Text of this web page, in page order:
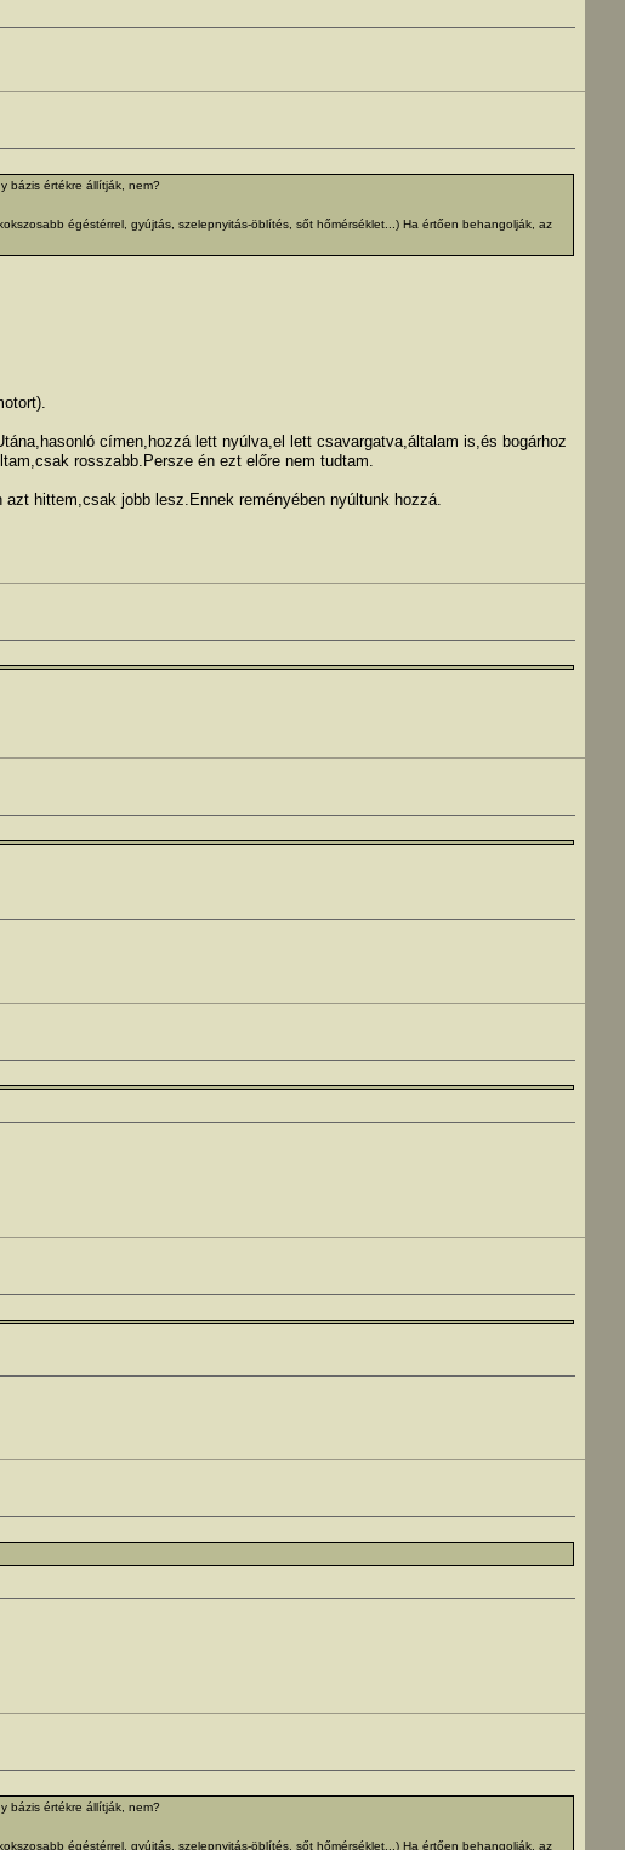
bázis értékre állítják, nem?
égéstérrel, gyújtás, szelepnyitás-öblítés, sőt hőmérséklet...) Ha értően behangolják, az
címen,hozzá lett nyúlva,el lett csavargatva,általam is,és bogárhoz
rosszabb.Persze én ezt előre nem tudtam.
hittem,csak jobb lesz.Ennek reményében nyúltunk hozzá.
bázis értékre állítják, nem?
égéstérrel, gyújtás, szelepnyitás-öblítés, sőt hőmérséklet...) Ha értően behangolják, az